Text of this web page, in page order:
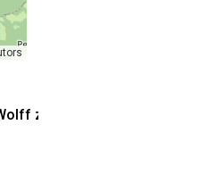
zisťuje, že